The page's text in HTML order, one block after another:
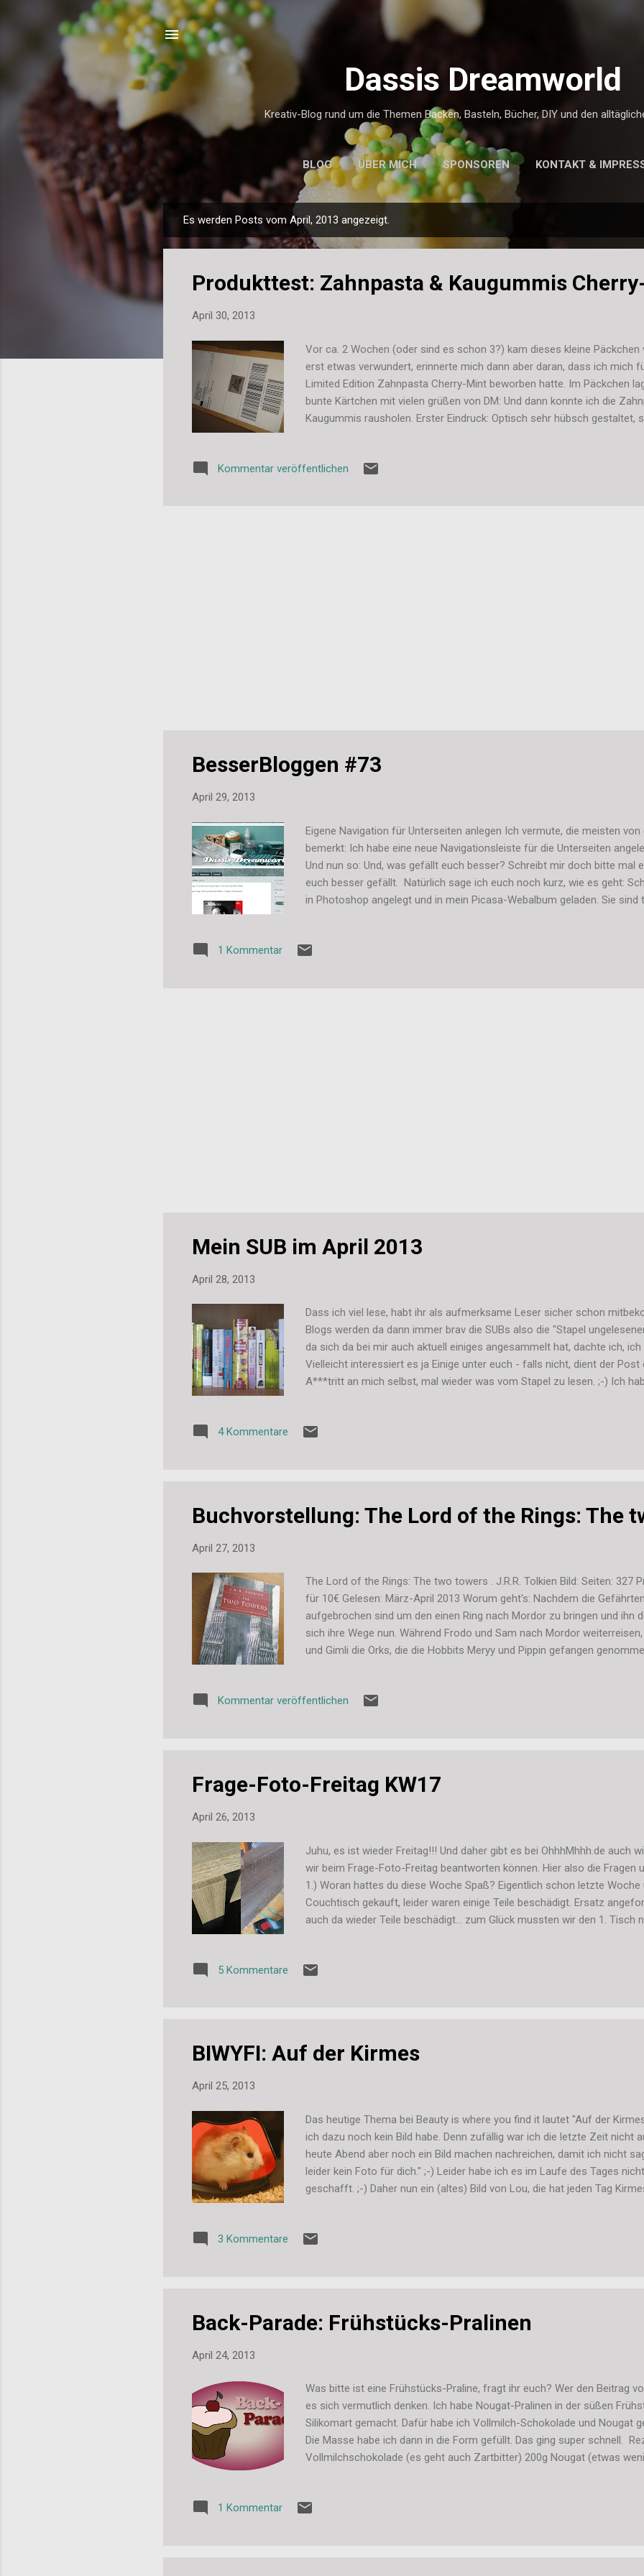
Direkt zum Hauptbereich
Dassis Dreamworld
Kreativ-Blog rund um die Themen Backen, Basteln, Bücher, DIY und den
BLOG ÜBER MICH SPONSOREN KONTAKT &
o
Es werden Posts vom April, 2013 angezeigt.
Produkttest: Zahnpasta & Kaugummis
April 30, 2013
Vor ca. 2 Wochen (oder sind es schon 3?) kam dieses kleine Päckchen
erst etwas verwundert, erinnerte mich dann aber daran, dass ich mich
Limited Edition Zahnpasta Cherry-Mint beworben hatte. Im Päckchen
bunte Kärtchen mit vielen grüßen von DM: Und dann konnte ich die
Kaugummis rausholen. Erster Eindruck: Optisch sehr hübsch gestaltet,
Die Kaugummis schmecken lecker nach Kirsche, allerdings nicht so
Kommentar veröffentlichen
BesserBloggen #73
April 29, 2013
Eigene Navigation für Unterseiten anlegen Ich vermute, die meisten
bemerkt: Ich habe eine neue Navigationsleiste für die Unterseiten
Und nun so: Und, was gefällt euch besser? Schreibt mir doch bitte mal
euch besser gefällt. Natürlich sage ich euch noch kurz, wie es geht:
in Photoshop angelegt und in mein Picasa-Webalbum geladen. Sie sind
Design passt. Schritt 2 Ich habe unter Layout ein neues Gadget unter
1 Kommentar
Mein SUB im April 2013
April 28, 2013
Dass ich viel lese, habt ihr als aufmerksame Leser sicher schon
Blogs werden da dann immer brav die SUBs also die "Stapel
da sich da bei mir auch aktuell einiges angesammelt hat, dachte ich,
Vielleicht interessiert es ja Einige unter euch - falls nicht, dient der
A***tritt an mich selbst, mal wieder was vom Stapel zu lesen. ;-) Ich
herumliegen... Im Bücher-Regal stehen folgende noch zu lesende
4 Kommentare
Buchvorstellung: The Lord of the Rings: The
April 27, 2013
The Lord of the Rings: The two towers . J.R.R. Tolkien Bild: Seiten: 327
für 10€ Gelesen: März-April 2013 Worum geht's: Nachdem die
aufgebrochen sind um den einen Ring nach Mordor zu bringen und ihn
sich ihre Wege nun. Während Frodo und Sam nach Mordor
und Gimli die Orks, die die Hobbits Meryy und Pippin gefangen
Buch über die weitere Reise von Frodo und Sam erfährt. Ich finde
Kommentar veröffentlichen
Frage-Foto-Freitag KW17
April 26, 2013
Juhu, es ist wieder Freitag!!! Und daher gibt es bei OhhhMhhh.de auch
wir beim Frage-Foto-Freitag beantworten können. Hier also die Fragen
1.) Woran hattes du diese Woche Spaß? Eigentlich schon letzte Woche
Couchtisch gekauft, leider waren einige Teile beschädigt. Ersatz
auch da wieder Teile beschädigt... zum Glück mussten wir den 1. Tisch
Oetker Testpaket backen! 3.) Der Hit? Vor 2 Tagen sah die Ranunkel
5 Kommentare
BIWYFI: Auf der Kirmes
April 25, 2013
Das heutige Thema bei Beauty is where you find it lautet "Auf der
ich dazu noch kein Bild habe. Denn zufällig war ich die letzte Zeit nicht
heute Abend aber noch ein Bild machen nachreichen, damit ich nicht
leider kein Foto für dich." ;-) Leider habe ich es im Laufe des Tages
geschafft. ;-) Daher nun ein (altes) Bild von Lou, die hat jeden Tag
Grüße, Stefanie
3 Kommentare
Back-Parade: Frühstücks-Pralinen
April 24, 2013
Was bitte ist eine Frühstücks-Praline, fragt ihr euch? Wer den Beitrag
es sich vermutlich denken. Ich habe Nougat-Pralinen in der süßen
Silikomart gemacht. Dafür habe ich Vollmilch-Schokolade und Nougat
Die Masse habe ich dann in die Form gefüllt. Das ging super schnell.
Vollmilchschokolade (es geht auch Zartbitter) 200g Nougat (etwas
schwieriger. Mit reiner Schokolade geht es sicher etwas einfacher. Und
1 Kommentar